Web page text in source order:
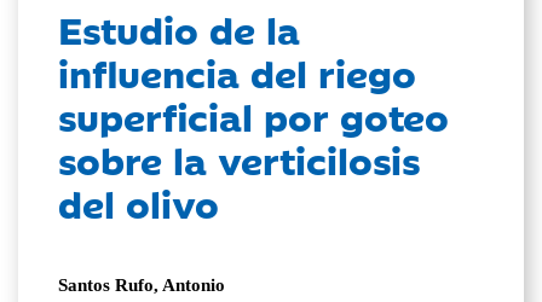
Estudio de la
influencia del riego
superficial por goteo
sobre la verticilosis
del olivo
Santos Rufo, Antonio